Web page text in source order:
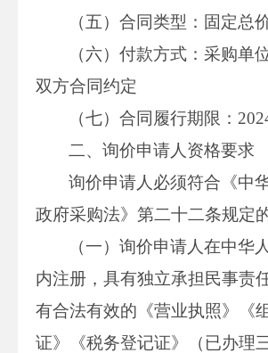
（五）合同类型：固定总
（六）付款方式：采购单
双方合同约定
（七）合同履行期限：
二、询价申请人资格要求
询价申请人必须符合《中
政府采购法》第二十二条规定
（一）询价申请人在中华
内注册，具有独立承担民事责
有合法有效的《营业执照》《
证》《税务登记证》（已办理